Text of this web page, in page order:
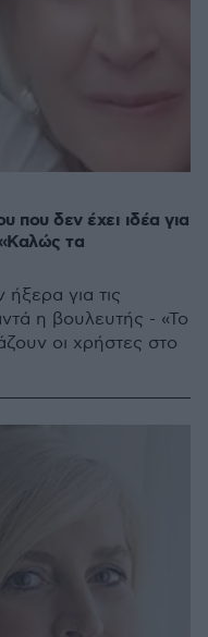
που δεν έχει ιδέα για
τα
ήξερα για τις
η βουλευτής - «Το
οι χρήστες στο